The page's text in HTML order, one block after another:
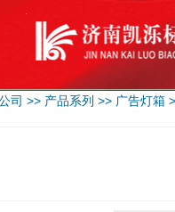
司 >> 产品系列 >> 广告灯箱